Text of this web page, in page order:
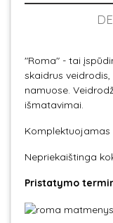
"Roma" - tai
skaidrus
namuose.
išmatavimai.
Komplektuojamas
Nepriekaištinga
Pristatymo